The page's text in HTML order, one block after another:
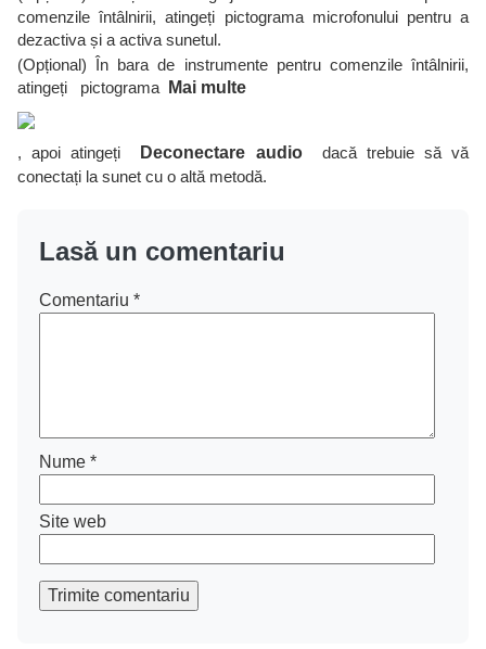
comenzile întâlnirii, atingeți pictograma microfonului pentru a
dezactiva și a activa sunetul.
(Opțional) În bara de instrumente pentru comenzile întâlnirii,
atingeți pictograma
Mai multe
, apoi atingeți Deconectare audiodacă trebuie să vă
conectați la sunet cu o altă metodă.
Lasă un comentariu
Comentariu *
Nume *
Site web
Trimite comentariu